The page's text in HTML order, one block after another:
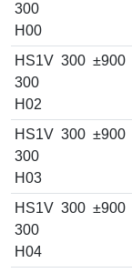
300
H00
HS1V
300
H02
300 ±900
HS1V
300
H03
300 ±900
HS1V
300
H04
300 ±900